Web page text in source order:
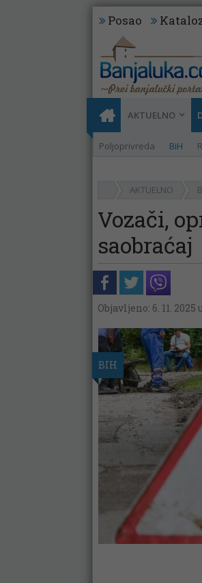
Posao
AKTUELNO
Poljoprivreda BiH
AKTUELNO
Vozači,
saobraćaj
Objavljeno: 6. 11. 2025
BIH